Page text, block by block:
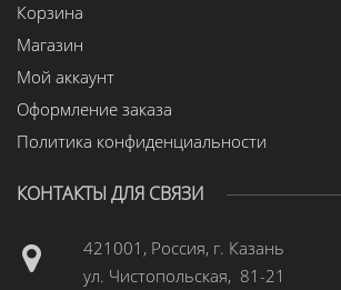
Корзина
Магазин
Мой аккаунт
Оформление заказа
Политика конфиденциальности
КОНТАКТЫ ДЛЯ СВЯЗИ
421001, Россия, г. Казань
ул. Чистопольская, 81-21